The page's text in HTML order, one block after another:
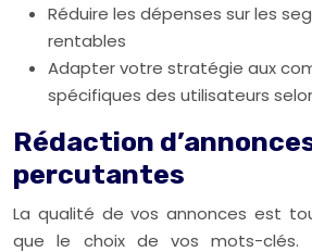
Réduire les dépenses sur les
rentables
Adapter votre stratégie aux
spécifiques des utilisateurs
Rédaction
percutantes
La qualité de vos annonces est
que le choix de vos mots-clés.